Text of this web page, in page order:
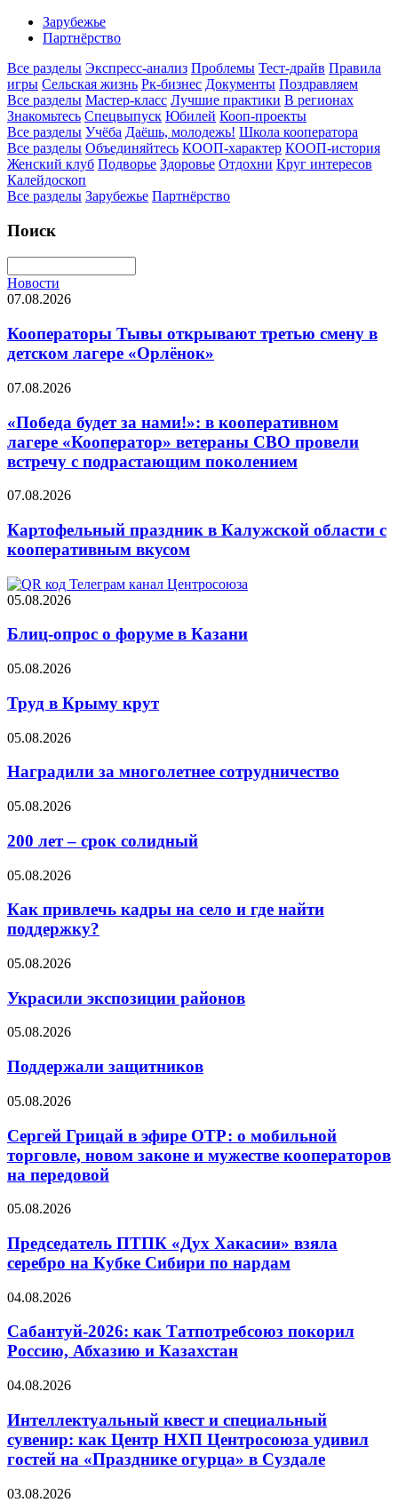
Зарубежье
Партнёрство
Все разделы Экспресс-анализ Проблемы Тест-драйв Правила
игры Сельская жизнь Рк-бизнес Документы Поздравляем
Все разделы Мастер-класс Лучшие практики В регионах
Знакомьтесь Спецвыпуск Юбилей Кооп-проекты
Все разделы Учёба Даёшь, молодежь! Школа кооператора
Все разделы Объединяйтесь КООП-характер КООП-история
Женский клуб Подворье Здоровье Отдохни Круг интересов
Калейдоскоп
Все разделы Зарубежье Партнёрство
Поиск
Новости
07.08.2026
Кооператоры Тывы открывают третью смену в
детском лагере «Орлёнок»
07.08.2026
«Победа будет за нами!»: в кооперативном
лагере «Кооператор» ветераны СВО провели
встречу с подрастающим поколением
07.08.2026
Картофельный праздник в Калужской области с
кооперативным вкусом
05.08.2026
Блиц-опрос о форуме в Казани
05.08.2026
Труд в Крыму крут
05.08.2026
Наградили за многолетнее сотрудничество
05.08.2026
200 лет – срок солидный
05.08.2026
Как привлечь кадры на село и где найти
поддержку?
05.08.2026
Украсили экспозиции районов
05.08.2026
Поддержали защитников
05.08.2026
Сергей Грицай в эфире ОТР: о мобильной
торговле, новом законе и мужестве кооператоров
на передовой
05.08.2026
Председатель ПТПК «Дух Хакасии» взяла
серебро на Кубке Сибири по нардам
04.08.2026
Сабантуй-2026: как Татпотребсоюз покорил
Россию, Абхазию и Казахстан
04.08.2026
Интеллектуальный квест и специальный
сувенир: как Центр НХП Центросоюза удивил
гостей на «Празднике огурца» в Суздале
03.08.2026